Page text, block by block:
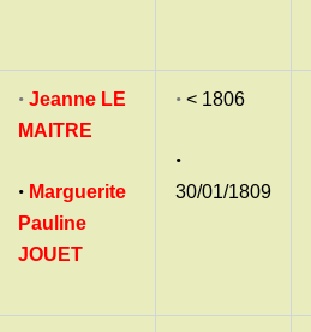
• Jeanne LE
MAITRE
• Marguerite
Pauline
JOUET
• < 1806
•
30/01/1809